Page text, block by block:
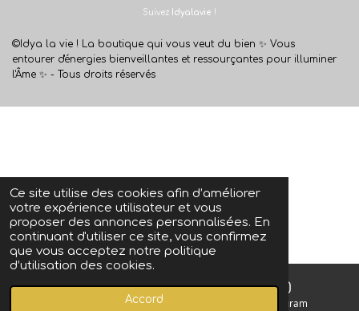
Ce site utilise des cookies afin d’améliorer
votre expérience utilisateur et vous
proposer des annonces personnalisées. En
continuant d'utiliser ce site, vous confirmez
que vous acceptez notre politique
d’utilisation des cookies.
Accord
c
b
o
s
a
g
Suivez Idyalavie !
©Idya la vie ! La boutique qui vous veut du bien ✨ Vous
entourer d'énergies bienveillantes et ressourçantes pour illuminer
l'Âme ✨ - Tous droits réservés
Instagram